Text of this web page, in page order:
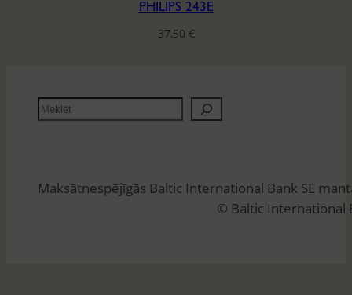
PHILIPS 243E
37,50 €
M
e
ē
Maksātnespējīgās Baltic International Bank SE
© Baltic International